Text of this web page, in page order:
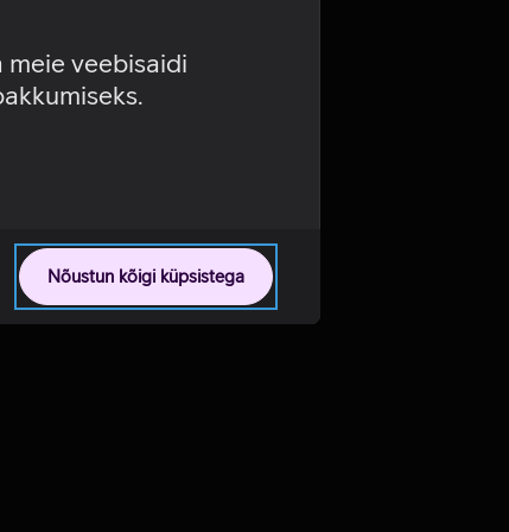
meie veebisaidi
Nõustun kõigi küpsistega